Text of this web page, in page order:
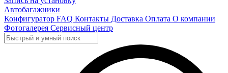
Автобагажники
Конфигуратор FAQ Контакты Доставка Оплата О компании
Фотогалерея Сервисный центр